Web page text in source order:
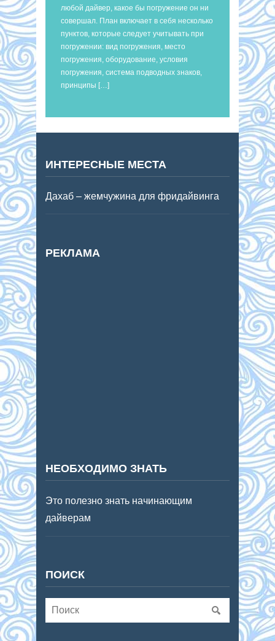
любой дайвер, какое бы погружение он ни
совершал. План включает в себя несколько
пунктов, которые следует учитывать при
погружении: вид погружения, место
погружения, оборудование, условия
погружения, система подводных знаков,
принципы […]
ИНТЕРЕСНЫЕ МЕСТА
Дахаб – жемчужина для фридайвинга
РЕКЛАМА
НЕОБХОДИМО ЗНАТЬ
Это полезно знать начинающим
дайверам
ПОИСК